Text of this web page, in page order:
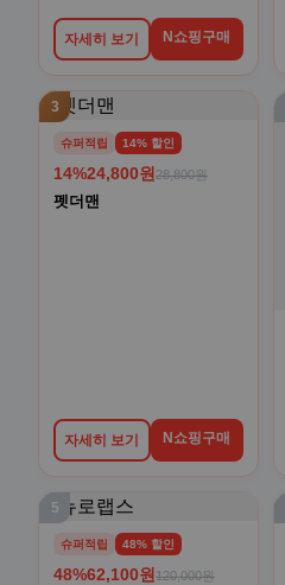
자세히 보기 N쇼핑구매
3
슈퍼적립 14% 할인
14%24,800원 28,800원
펫더맨
자세히 보기 N쇼핑구매
7% 할인